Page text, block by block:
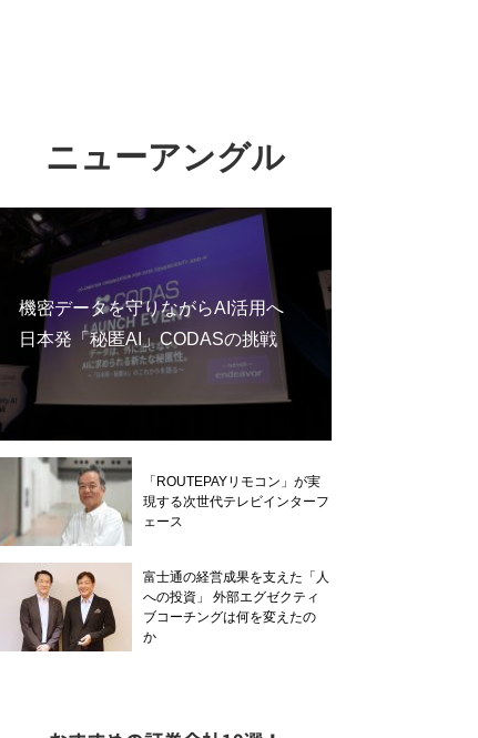
ニューアングル
機密データを守りながらAI活用へ
日本発「秘匿AI」CODASの挑戦
「ROUTEPAYリモコン」が実
現する次世代テレビインターフ
ェース
富士通の経営成果を支えた「人
への投資」 外部エグゼクティ
ブコーチングは何を変えたの
か